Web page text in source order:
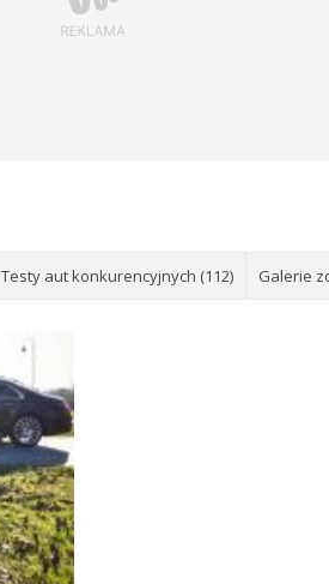
Testy aut konkurencyjnych (112) Galerie